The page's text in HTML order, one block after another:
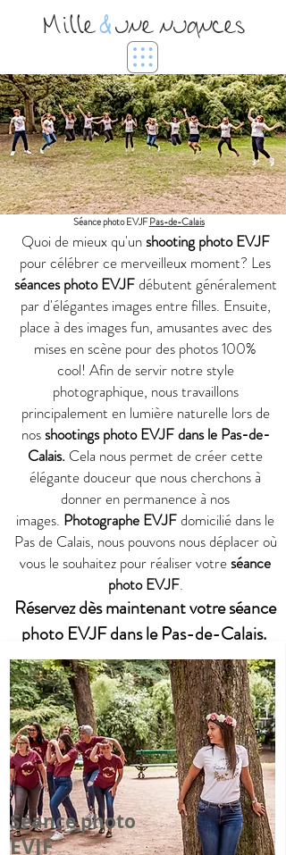
Mille&une nuances
Séance photo EVJFPas-de-Calais
Quoi de mieux qu'unshooting photo EVJF
pour célébrer ce merveilleux moment? Les
séances photo EVJFdébutent généralement
par d'élégantes images entre filles. Ensuite,
place à des images fun, amusantes avec des
mises en scène pour des photos 100%
cool! Afin de servir notre style
photographique, nous travaillons
principalement en lumière naturelle lors de
nosshootings photo EVJF dans le Pas-de-
Calais. Cela nous permet de créer cette
élégante douceur que nous cherchons à
donner en permanence à nos
images. Photographe EVJFdomicilié dans le
Pas de Calais, nous pouvons nous déplacer où
vous le souhaitez pour réaliser votreséance
photo EVJF.
Réservez dès maintenant votre séance
photo EVJF dans le Pas-de-Calais.
Séance photo
EVJF